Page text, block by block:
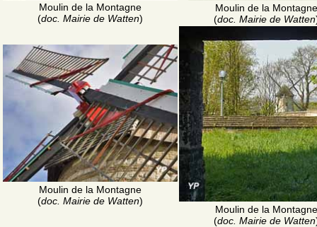
Moulin de la Montagne
(doc. Mairie de Watten)
Moulin de la Montagne
(doc. Mairie de Watten
Moulin de la Montagne
(doc. Mairie de Watten)
Moulin de la Montagne
(doc. Mairie de Watten